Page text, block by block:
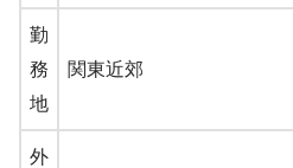
勤
務
地
関東近郊
外